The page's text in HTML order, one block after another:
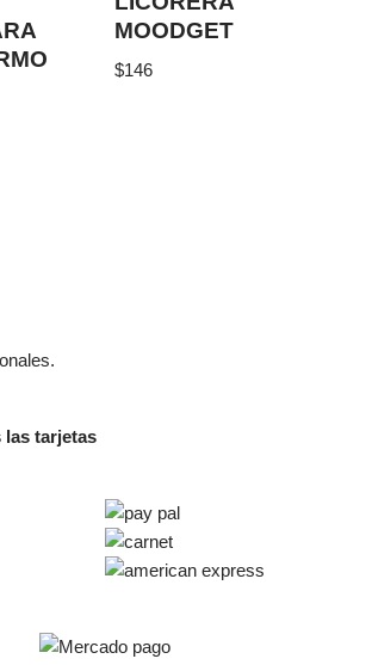
MOODGET
$146
las tarjetas